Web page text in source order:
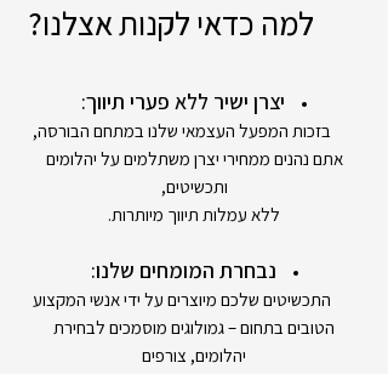
למה כדאי לקנות אצלנו?
יצרן ישיר ללא פערי תיווך:
בזכות המפעל העצמאי שלנו במתחם הבורסה,
אתם נהנים ממחירי יצרן משתלמים על יהלומים
ותכשיטים,
ללא עמלות תיווך מיותרות.
נבחרת המומחים שלנו:
התכשיטים שלכם מיוצרים על ידי אנשי המקצוע
הטובים בתחום – גמולוגים מוסמכים לבחירת
יהלומים, צורפים